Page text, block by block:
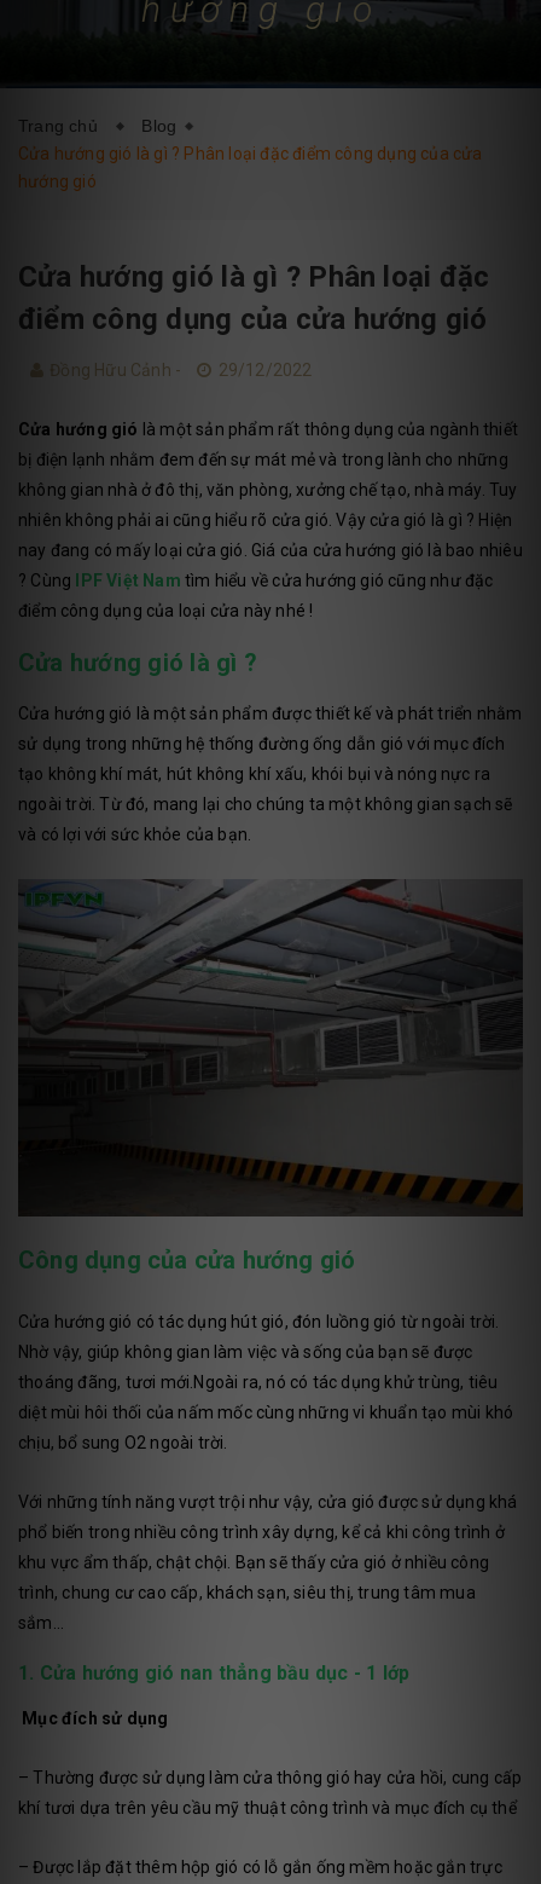
BLOG LIÊN HỆ
hướng gió
Trang chủ
Blog
Cửa hướng gió là gì ? Phân loại đặc điểm công dụng của cửa
hướng gió
Cửa hướng gió là gì ? Phân loại đặc
điểm công dụng của cửa hướng gió
Đồng Hữu Cảnh - 29/12/2022
Cửa hướng gió là một sản phẩm rất thông dụng của ngành thiết
bị điện lạnh nhằm đem đến sự mát mẻ và trong lành cho những
không gian nhà ở đô thị, văn phòng, xưởng chế tạo, nhà máy. Tuy
nhiên không phải ai cũng hiểu rõ cửa gió. Vậy cửa gió là gì ? Hiện
nay đang có mấy loại cửa gió. Giá của cửa hướng gió là bao nhiêu
? Cùng
IPF Việt Nam tìm hiểu về cửa hướng gió cũng như đặc
điểm công dụng của loại cửa này nhé !
Cửa hướng gió là gì ?
Cửa hướng gió là một sản phẩm được thiết kế và phát triển nhằm
sử dụng trong những hệ thống đường ống dẫn gió với mục đích
tạo không khí mát, hút không khí xấu, khói bụi và nóng nực ra
ngoài trời. Từ đó, mang lại cho chúng ta một không gian sạch sẽ
và có lợi với sức khỏe của bạn.
Công dụng của cửa hướng gió
Cửa hướng gió có tác dụng hút gió, đón luồng gió từ ngoài trời.
Nhờ vậy, giúp không gian làm việc và sống của bạn sẽ được
thoáng đãng, tươi mới.Ngoài ra, nó có tác dụng khử trùng, tiêu
diệt mùi hôi thối của nấm mốc cùng những vi khuẩn tạo mùi khó
chịu, bổ sung O2 ngoài trời.
Với những tính năng vượt trội như vậy, cửa gió được sử dụng khá
phổ biến trong nhiều công trình xây dựng, kể cả khi công trình ở
khu vực ẩm thấp, chật chội. Bạn sẽ thấy cửa gió ở nhiều công
trình, chung cư cao cấp, khách sạn, siêu thị, trung tâm mua
sắm…
1. Cửa hướng gió nan thẳng bầu dục - 1 lớp
Mục đích sử dụng
– Thường được sử dụng làm cửa thông gió hay cửa hồi, cung cấp
khí tươi dựa trên yêu cầu mỹ thuật công trình và mục đích cụ thể
– Được lắp đặt thêm hộp gió có lỗ gắn ống mềm hoặc gắn trực